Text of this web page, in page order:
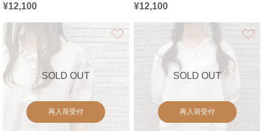
¥12,100 ¥12,100
SOLD OUT
再入荷受付
SOLD OUT
再入荷受付